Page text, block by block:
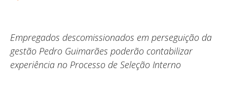
Empregados descomissionados em perseguição da
gestão Pedro Guimarães poderão contabilizar
experiência no Processo de Seleção Interno